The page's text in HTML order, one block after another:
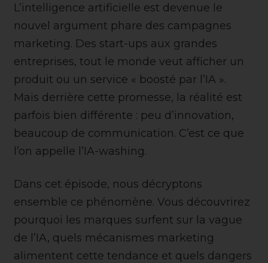
L’intelligence artificielle est devenue le
nouvel argument phare des campagnes
marketing. Des start-ups aux grandes
entreprises, tout le monde veut afficher un
produit ou un service « boosté par l’IA ».
Mais derrière cette promesse, la réalité est
parfois bien différente : peu d’innovation,
beaucoup de communication. C’est ce que
l’on appelle l’IA-washing.
Dans cet épisode, nous décryptons
ensemble ce phénomène. Vous découvrirez
pourquoi les marques surfent sur la vague
de l’IA, quels mécanismes marketing
alimentent cette tendance et quels dangers